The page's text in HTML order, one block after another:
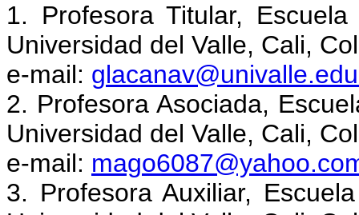
1. Profesora Titular,
Universidad del Valle, Cali,
e-mail:
2. Profesora Asociada,
Universidad del Valle, Cali,
e-mail:
3. Profesora Auxiliar,